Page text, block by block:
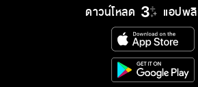
ผู้บ่าวสุดซ่าส์กะอีหล่าขา
ดาวน์โหลด แอปพ